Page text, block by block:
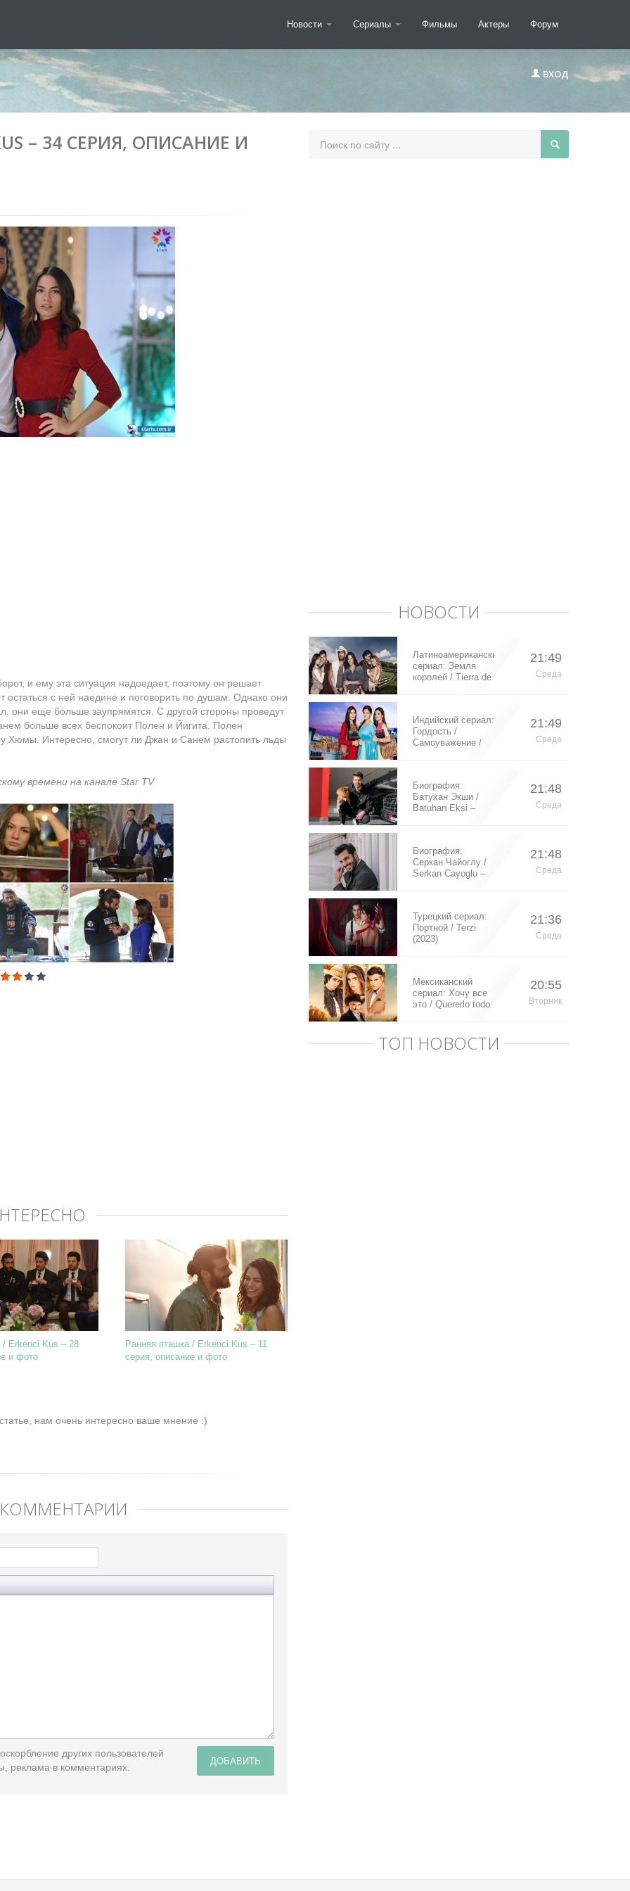
Новости Сериалы Фильмы Актеры Форум
ВХОД
– 34 СЕРИЯ, ОПИСАНИЕ И
и ему эта ситуация надоедает, поэтому он решает
остаться с ней наедине и поговорить по душам. Однако они
они еще больше заупрямятся. С другой стороны проведут
больше всех беспокоит Полен и Йигита. Полен
Хюмы. Интересно, смогут ли Джан и Санем растопить льды
времени на канале Star TV
Erkenci Kus – 28
и фото
Ранняя пташка / Erkenci Kus – 11
серия, описание и фото
нам очень интересно ваше мнение :)
ДОБАВИТЬ
других пользователей
реклама в комментариях.
НОВОСТИ
Латиноамериканский
сериал: Земля
королей / Tierra de
21:49
Среда
Индийский сериал:
Гордость /
Самоуважение /
21:49
Среда
Биография:
Батухан Экши /
Batuhan Eksi –
21:48
Среда
Биография:
Серкан Чайоглу /
Serkan Cayoglu –
21:48
Среда
Турецкий сериал:
Портной / Terzi
(2023)
21:36
Среда
Мексиканский
сериал: Хочу все
это / Quererlo todo
20:55
Вторник
ТОП НОВОСТИ